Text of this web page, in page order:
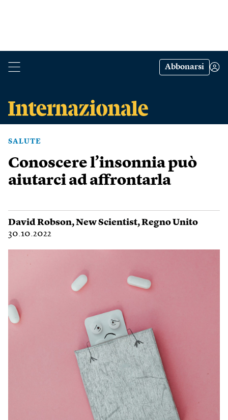
Abbonarsi
SALUTE
Conoscere l’insonnia può
aiutarci ad affrontarla
David Robson,New Scientist,Regno Unito
30.10.2022